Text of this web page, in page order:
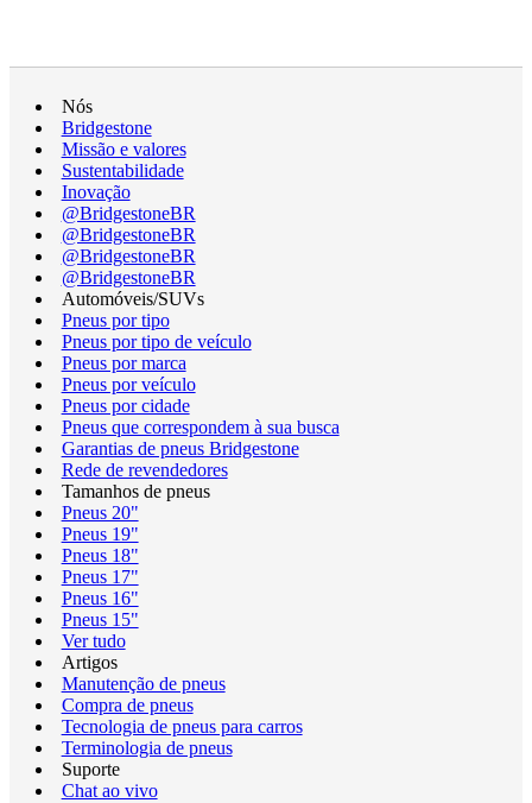
Nós
Bridgestone
Missão e valores
Sustentabilidade
Inovação
@BridgestoneBR
@BridgestoneBR
@BridgestoneBR
@BridgestoneBR
Automóveis/SUVs
Pneus por tipo
Pneus por tipo de veículo
Pneus por marca
Pneus por veículo
Pneus por cidade
Pneus que correspondem à sua busca
Garantias de pneus Bridgestone
Rede de revendedores
Tamanhos de pneus
Pneus 20"
Pneus 19"
Pneus 18"
Pneus 17"
Pneus 16"
Pneus 15"
Ver tudo
Artigos
Manutenção de pneus
Compra de pneus
Tecnologia de pneus para carros
Terminologia de pneus
Suporte
Chat ao vivo